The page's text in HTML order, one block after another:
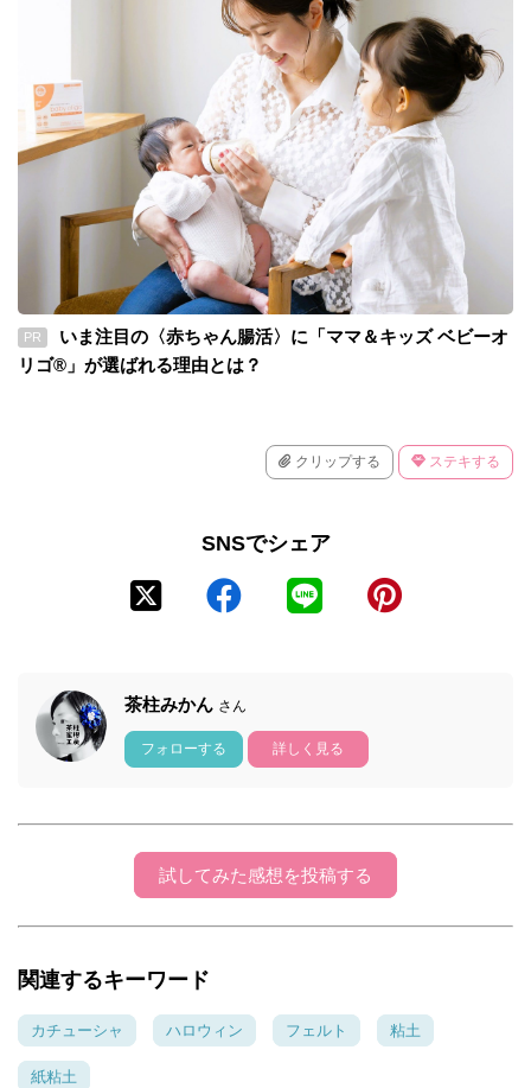
PR
いま注目の〈赤ちゃん腸活〉に「ママ＆キッズ ベビーオ
リゴ®」が選ばれる理由とは？
クリップする ステキする
SNSでシェア
茶柱みかん さん
フォローする 詳しく見る
試してみた感想を投稿する
関連するキーワード
カチューシャ ハロウィン フェルト 粘土
紙粘土